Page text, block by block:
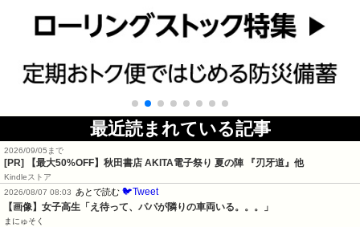
最近読まれている記事
2026/09/05まで
[PR] 【最大50%OFF】秋田書店 AKITA電子祭り 夏の陣 『刃牙道』他
Kindleストア
2026/08/07 08:03
あとで読む 🐦Tweet
【画像】女子高生「え待って、パパが隣りの車両いる。。。」
まにゅそく